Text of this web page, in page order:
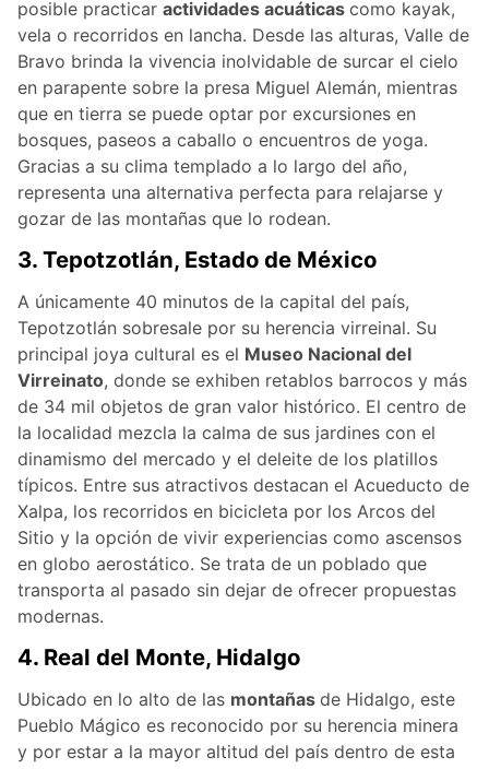
posible practicar actividades acuáticas como kayak,
vela o recorridos en lancha. Desde las alturas, Valle de
Bravo brinda la vivencia inolvidable de surcar el cielo
en parapente sobre la presa Miguel Alemán, mientras
que en tierra se puede optar por excursiones en
bosques, paseos a caballo o encuentros de yoga.
Gracias a su clima templado a lo largo del año,
representa una alternativa perfecta para relajarse y
gozar de las montañas que lo rodean.
3. Tepotzotlán, Estado de México
A únicamente 40 minutos de la capital del país,
Tepotzotlán sobresale por su herencia virreinal. Su
principal joya cultural es el Museo Nacional del
Virreinato, donde se exhiben retablos barrocos y más
de 34 mil objetos de gran valor histórico. El centro de
la localidad mezcla la calma de sus jardines con el
dinamismo del mercado y el deleite de los platillos
típicos. Entre sus atractivos destacan el Acueducto de
Xalpa, los recorridos en bicicleta por los Arcos del
Sitio y la opción de vivir experiencias como ascensos
en globo aerostático. Se trata de un poblado que
transporta al pasado sin dejar de ofrecer propuestas
modernas.
4. Real del Monte, Hidalgo
Ubicado en lo alto de las montañas de Hidalgo, este
Pueblo Mágico es reconocido por su herencia minera
y por estar a la mayor altitud del país dentro de esta